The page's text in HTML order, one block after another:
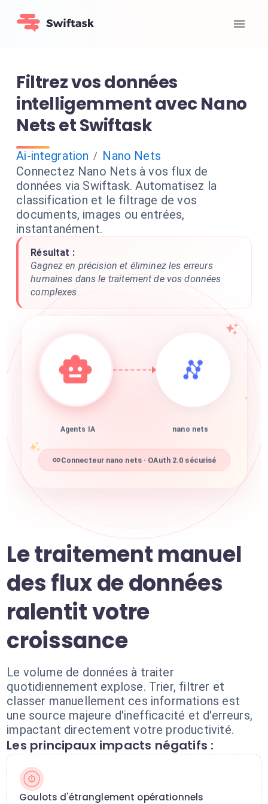
Filtrez vos données
intelligemment avec Nano
Nets et Swiftask
Ai-integration / Nano Nets
Connectez Nano Nets à vos flux de
données via Swiftask. Automatisez la
classification et le filtrage de vos
documents, images ou entrées,
instantanément.
Résultat :
Gagnez en précision et éliminez les erreurs
humaines dans le traitement de vos données
complexes.
Agents IA nano nets
Connecteur nano nets · OAuth 2.0 sécurisé
Le traitement manuel
des flux de données
ralentit votre
croissance
Le volume de données à traiter
quotidiennement explose. Trier, filtrer et
classer manuellement ces informations est
une source majeure d'inefficacité et d'erreurs,
impactant directement votre productivité.
Les principaux impacts négatifs :
Goulots d'étranglement opérationnels